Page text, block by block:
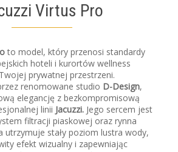
Virtus Pro
to model, który przenosi standardy
hoteli i kurortów wellness
prywatnej przestrzeni.
renomowane studio D-Design,
elegancję z bezkompromisową
linii Jacuzzi. Jego sercem jest
filtracji piaskowej oraz rynna
utrzymuje stały poziom lustra wody,
efekt wizualny i zapewniając